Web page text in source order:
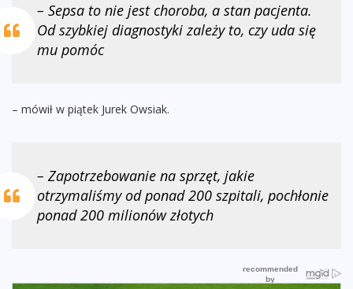
– Sepsa to nie jest choroba, a stan pacjenta.
Od szybkiej diagnostyki zależy to, czy uda się
mu pomóc
– mówił w piątek Jurek Owsiak.
– Zapotrzebowanie na sprzęt, jakie
otrzymaliśmy od ponad 200 szpitali, pochłonie
ponad 200 milionów złotych